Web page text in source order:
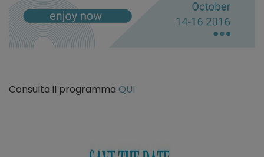
Consulta il programma QUI